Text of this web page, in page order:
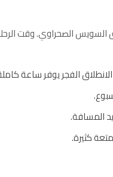
السويس الصحراوي. وقت
الفجر يوفر ساعة
المسافة.
كثيرة.